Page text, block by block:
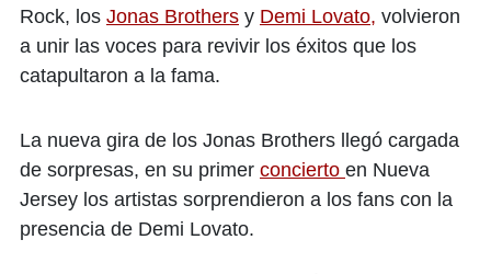
Rock, los Jonas Brothers y Demi Lovato, volvieron
a unir las voces para revivir los éxitos que los
catapultaron a la fama.
La nueva gira de los Jonas Brothers llegó cargada
de sorpresas, en su primer concierto en Nueva
Jersey los artistas sorprendieron a los fans con la
presencia de Demi Lovato.